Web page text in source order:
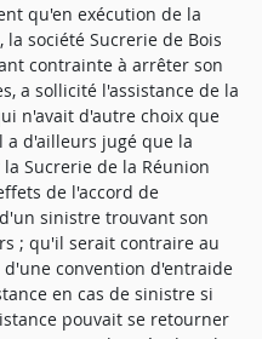
qu'en exécution de la
société Sucrerie de Bois
contrainte à arrêter son
a sollicité l'assistance de la
n'avait d'autre choix que
d'ailleurs jugé que la
Sucrerie de la Réunion
de l'accord de
sinistre trouvant son
; qu'il serait contraire au
convention d'entraide
en cas de sinistre si
pouvait se retourner